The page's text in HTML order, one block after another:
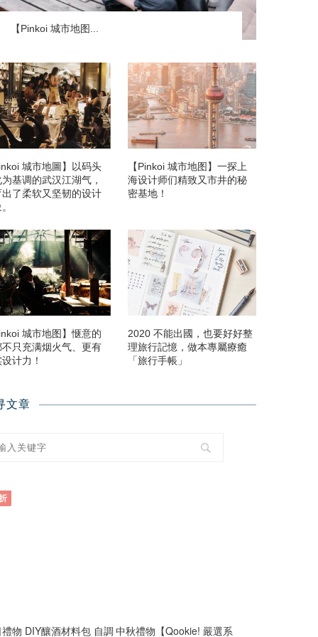
【Pinkoi 城市地图...
城市地圖】以码头
基调的武汉江湖气，
出了柔软又坚韧的设计
【Pinkoi 城市地图】一探上
海设计师们精致又市井的秘
密基地！
城市地图】惬意的
不只充满烟火气、更有
计力！
2020 不能出國，也要好好整
理旅行記憶，做本專屬療癒
「旅行手帳」
文章